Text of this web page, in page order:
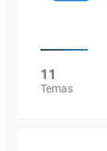
11
Temas